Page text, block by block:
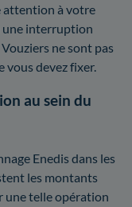
attention à votre
une interruption
ne sont pas
vous devez fixer.
au sein du
Enedis dans les
les montants
une telle opération